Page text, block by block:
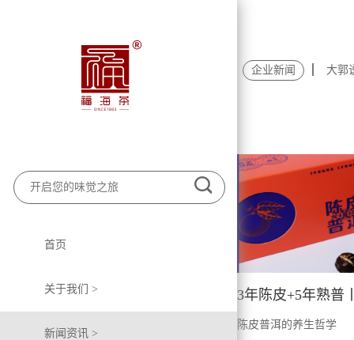
首页
关于我们 >
新闻资讯 >
企业新闻 大郭
陈皮普洱的养生哲学